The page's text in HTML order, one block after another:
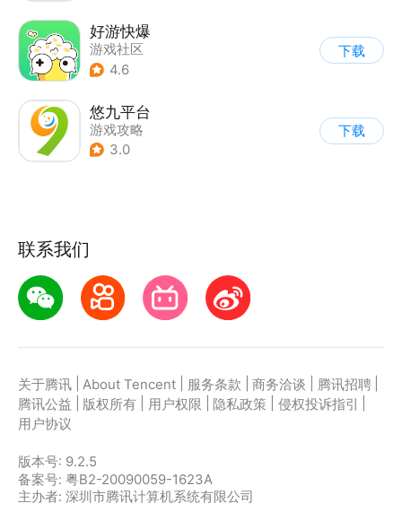
好游快爆
游戏社区
4.6
下载
悠九平台
游戏攻略
3.0
下载
联系我们
关于腾讯 About Tencent 服务条款 商务洽谈 腾讯招聘
腾讯公益
版权所有 用户权限 隐私政策 侵权投诉指引
用户协议
版本号: 9.2.5
备案号: 粤B2-20090059-1623A
主办者: 深圳市腾讯计算机系统有限公司